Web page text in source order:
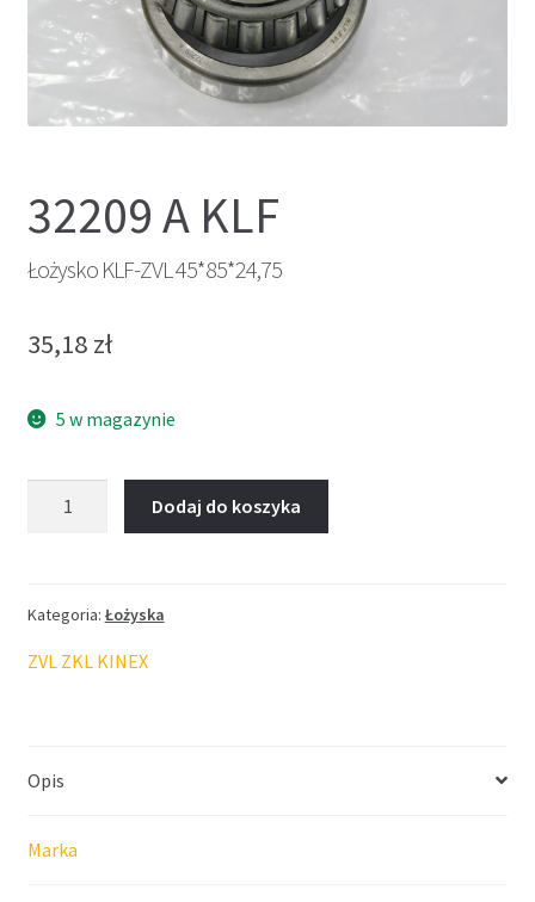
32209 A KLF
Łożysko KLF-ZVL 45*85*24,75
35,18 zł
5 w magazynie
45*85*24,75
Dodaj do koszyka
Kategoria: Łożyska
ZVL ZKL KINEX
Opis
Marka